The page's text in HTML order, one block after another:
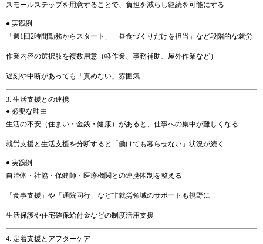
スモールステップを用意することで、負担を減らし継続を可能にする
● 実践例
「週1回2時間勤務からスタート」「昼食づくりだけを担当」など段階的な就労
作業内容の選択肢を複数用意（軽作業、事務補助、屋外作業など）
遅刻や中断があっても「責めない」雰囲気
3. 生活支援との連携
● 必要な理由
生活の不安（住まい・金銭・健康）があると、仕事への集中が難しくなる
就労支援と生活支援を分断すると「働けても暮らせない」状況が続く
● 実践例
自治体・社協・保健師・医療機関との連携体制を整える
「食事支援」や「通院同行」など非就労領域のサポートも視野に
生活保護や住宅確保給付金などの制度活用支援
4. 定着支援とアフターケア